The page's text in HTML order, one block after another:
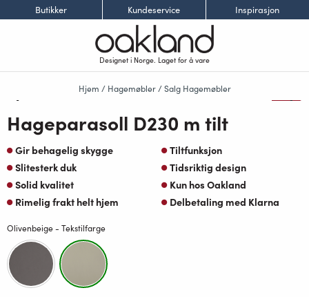
Butikker Kundeservice Inspirasjon
Designet i Norge. Laget for å vare
Hjem / Hagemøbler/Salg Hagemøbler
Hageparasoll D230 m tilt
Gir behagelig skygge
Tiltfunksjon
Slitesterk duk
Tidsriktig design
Solid kvalitet
Kun hos Oakland
Rimelig frakt helt hjem
Delbetaling med Klarna
Olivenbeige - Tekstilfarge